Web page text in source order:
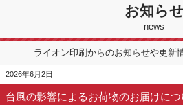
お知らせ
news
ライオン印刷からのお知らせや更新
2026年6月2日
台風の影響によるお荷物のお届けにつ